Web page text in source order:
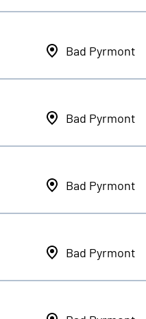
Bad Pyrmont
Bad Pyrmont
Bad Pyrmont
Bad Pyrmont